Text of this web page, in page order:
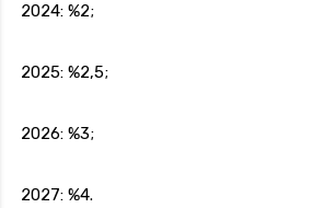
2024: %2;
2025: %2,5;
2026: %3;
2027: %4.